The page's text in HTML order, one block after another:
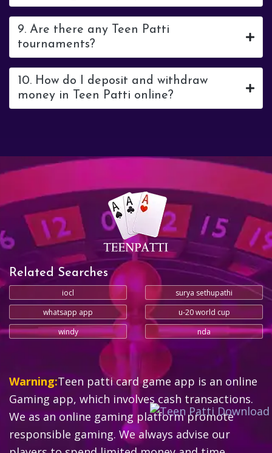
9. Are there any Teen Patti
tournaments?
10. How do I deposit and withdraw
money in Teen Patti online?
Related Searches
iocl
surya sethupathi
whatsapp app
u-20 world cup
windy
nda
Warning:Teen patti card game app is an online
Gaming app, which involves cash transactions.
We as an online gaming platform promote
responsible gaming. We always advise our